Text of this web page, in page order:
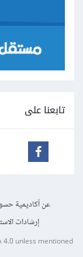
تابعنا على
عن أكاديمية
إرشادات
4.0unless mentioned